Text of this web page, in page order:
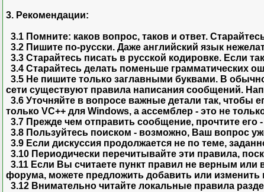
3. Рекомендации:
3.1 Помните: каков вопрос, таков и ответ.
3.2 Пишите по-русски. Даже английский язык
3.3 Старайтесь писать в русской кодировке. Если
3.4 Старайтесь делать поменьше грамматических
3.5 Не пишите только заглавными буквами. В
сети существуют правила написания сообщений.
3.6 Уточняйте в вопросе важные детали так,
только VC++ для Windows, а ассемблер - это не
3.7 Прежде чем отправить сообщение, прочтите его
3.8 Пользуйтесь поиском - возможно, Ваш вопрос
3.9 Если дискуссия продолжается не по теме,
3.10 Периодически перечитывайте эти правила,
3.11 Если Вы считаете пункт правил не верным
форума, можете предложить добавить или изменить
3.12 Внимательно читайте локальные правила